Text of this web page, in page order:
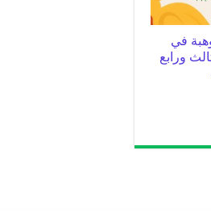
في
2020م ثالث ورابع